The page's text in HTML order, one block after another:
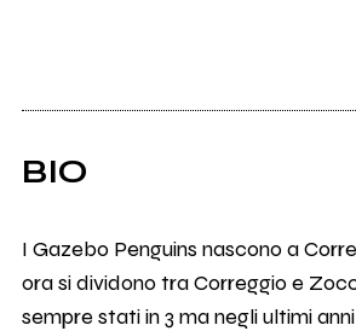
BIO
I Gazebo Penguins nascono a
ora si dividono tra Correggio e
sempre stati in 3 ma negli ultimi